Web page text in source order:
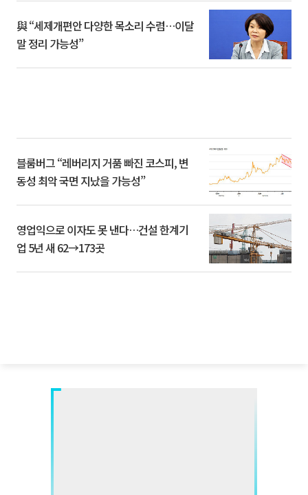
與 “세제개편안 다양한 목소리 수렴…이달
말 정리 가능성”
블룸버그 “레버리지 거품 빠진 코스피, 변
동성 최악 국면 지났을 가능성”
영업익으로 이자도 못 낸다…건설 한계기
업 5년 새 62→173곳